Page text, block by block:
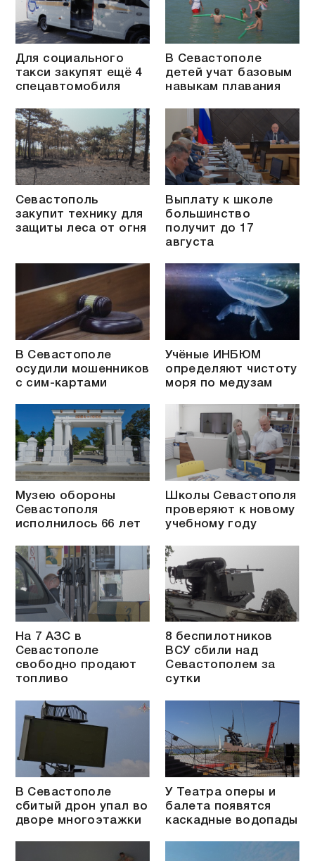
Для социального
такси закупят ещё 4
спецавтомобиля
В Севастополе
детей учат базовым
навыкам плавания
Севастополь
закупит технику для
защиты леса от огня
Выплату к школе
большинство
получит до 17
августа
В Севастополе
осудили мошенников
с сим-картами
Учёные ИНБЮМ
определяют чистоту
моря по медузам
Музею обороны
Севастополя
исполнилось 66 лет
Школы Севастополя
проверяют к новому
учебному году
На 7 АЗС в
Севастополе
свободно продают
топливо
8 беспилотников
ВСУ сбили над
Севастополем за
сутки
В Севастополе
сбитый дрон упал во
дворе многоэтажки
У Театра оперы и
балета появятся
каскадные водопады